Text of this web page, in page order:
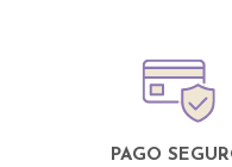
PAGO